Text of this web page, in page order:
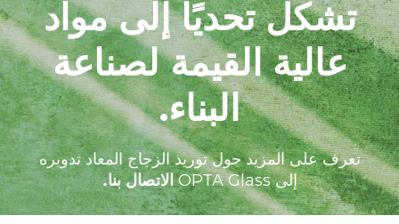
تشكل تحديًا إلى مواد
عالية القيمة لصناعة
البناء.
تعرف على المزيد حول توريد الزجاج المعاد تدويره
إلى OPTA Glass
الاتصال بنا.